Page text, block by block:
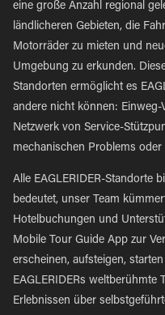
eine große Anzahl regional
ländlicheren Gebieten, die
Motorräder zu mieten und
Umgebung zu erkunden.
Standorten ermöglicht es
andere nicht können:
Netzwerk von Service-
mechanischen Problems oder
Alle EAGLERIDER-Standorte
bedeutet, unser Team
Hotelbuchungen und
Mobile Tour Guide App zur
erscheinen, aufsteigen,
EAGLERIDERs weltberühmte
Erlebnissen über